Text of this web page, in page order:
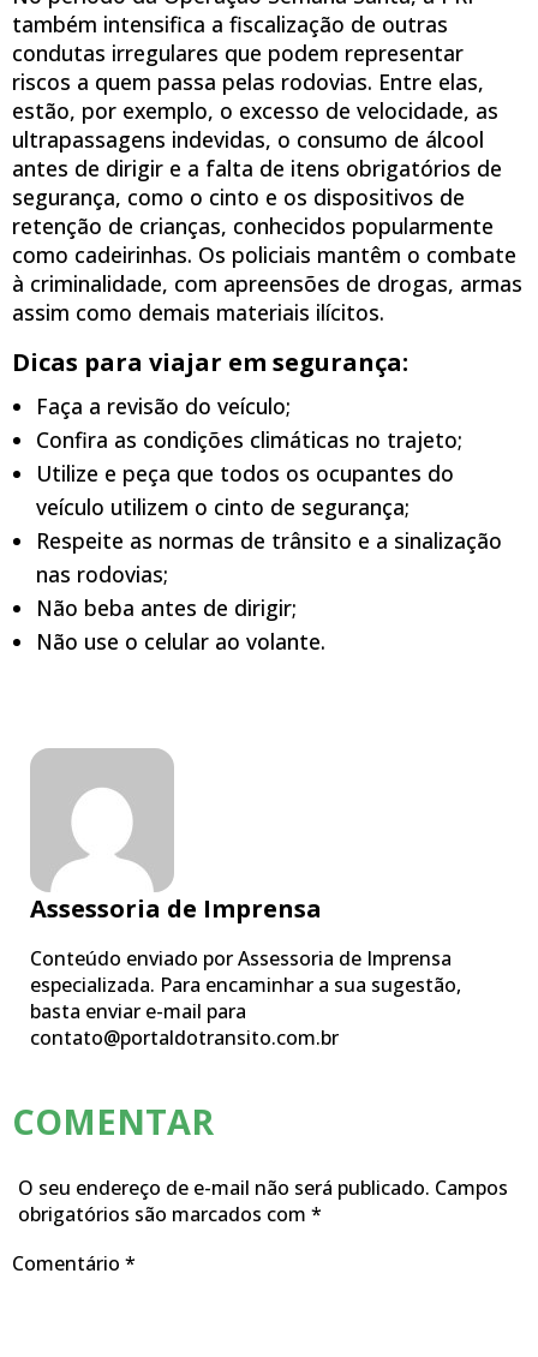
também intensifica a fiscalização de outras
condutas irregulares que podem representar
riscos a quem passa pelas rodovias. Entre elas,
estão, por exemplo, o excesso de velocidade, as
ultrapassagens indevidas, o consumo de álcool
antes de dirigir e a falta de itens obrigatórios de
segurança, como o cinto e os dispositivos de
retenção de crianças, conhecidos popularmente
como cadeirinhas. Os policiais mantêm o combate
à criminalidade, com apreensões de drogas, armas
assim como demais materiais ilícitos.
Dicas para viajar em segurança:
Faça a revisão do veículo;
Confira as condições climáticas no trajeto;
Utilize e peça que todos os ocupantes do
veículo utilizem o cinto de segurança;
Respeite as normas de trânsito e a sinalização
nas rodovias;
Não beba antes de dirigir;
Não use o celular ao volante.
Assessoria de Imprensa
Conteúdo enviado por Assessoria de Imprensa
especializada. Para encaminhar a sua sugestão,
basta enviar e-mail para
contato@portaldotransito.com.br
COMENTAR
O seu endereço de e-mail não será publicado. Campos
obrigatórios são marcados com *
Comentário *